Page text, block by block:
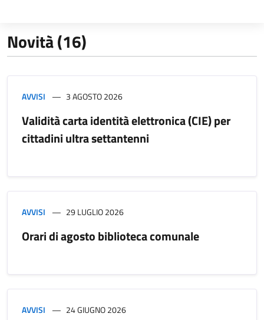
Novità (16)
AVVISI 3 AGOSTO 2026
Validità carta identità elettronica (CIE) per
cittadini ultra settantenni
AVVISI 29 LUGLIO 2026
Orari di agosto biblioteca comunale
AVVISI 24 GIUGNO 2026